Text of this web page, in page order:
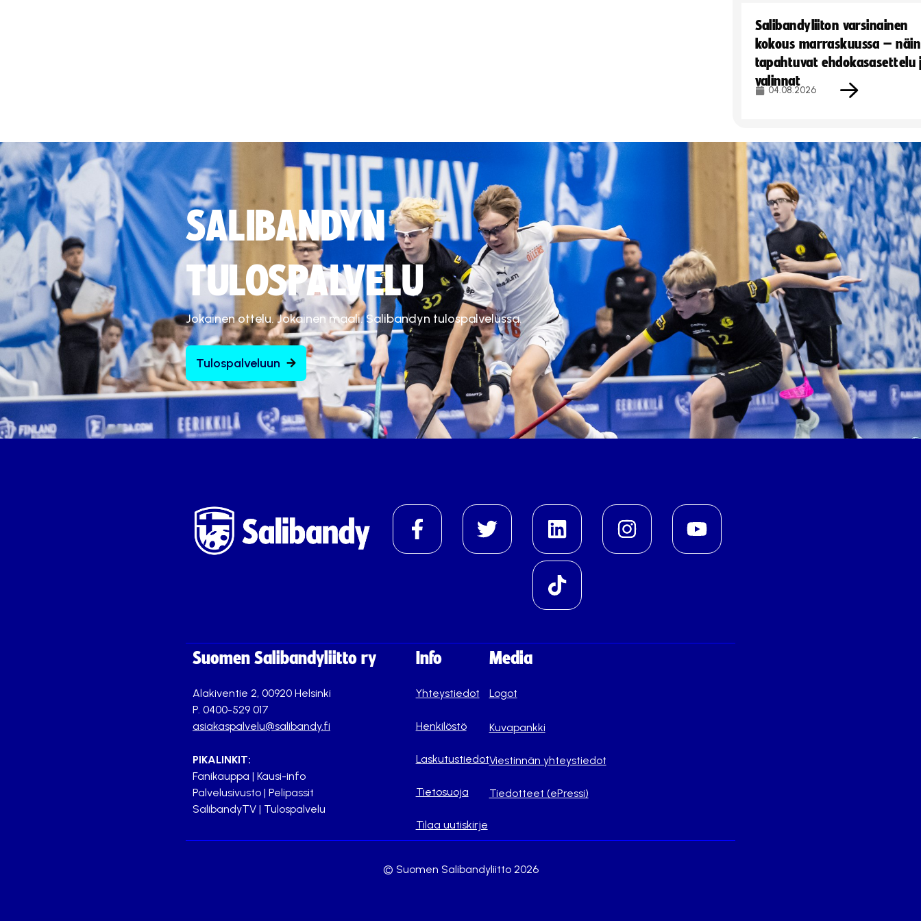
Salibandyliiton varsinainen
kokous marraskuussa – näin
tapahtuvat ehdokasasettelu
valinnat
04.08.2026
SALIBANDYN
TULOSPALVELU
Jokainen ottelu. Jokainen maali. Salibandyn tulospalvelussa.
Tulospalveluun
Suomen Salibandyliitto ry
Alakiventie 2, 00920 Helsinki
P. 0400-529 017
asiakaspalvelu@salibandy.fi
PIKALINKIT:
Fanikauppa | Kausi-info
Palvelusivusto | Pelipassit
SalibandyTV | Tulospalvelu
Info
Yhteystiedot
Henkilöstö
Laskutustiedot
Tietosuoja
Tilaa uutiskirje
Media
Logot
Kuvapankki
Viestinnän yhteystiedot
Tiedotteet (ePressi)
© Suomen Salibandyliitto 2026